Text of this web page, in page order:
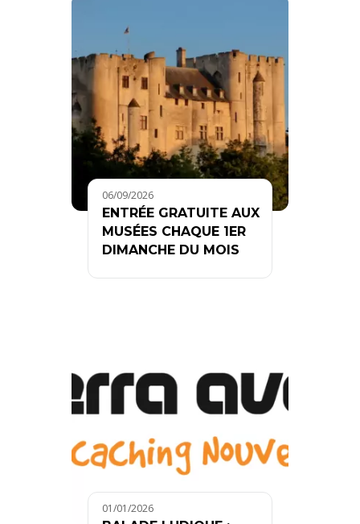
06/09/2026
ENTRÉE GRATUITE AUX
MUSÉES CHAQUE 1ER
DIMANCHE DU MOIS
01/01/2026